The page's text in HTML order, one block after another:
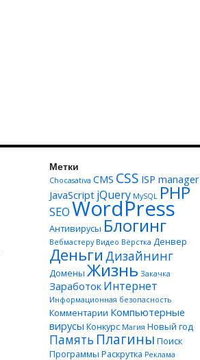
Метки
Chocasativa CMS CSS ISP manager
JavaScript jQuery MySQL PHP
SEOWordPress
Антивирусы Блогинг
Вебмастеру Видео Вёрстка Денвер
Деньги Дизайнинг
Домены Жизнь Закачка
Заработок Интернет
Информационная безопасность
Комментарии Компьютерные
вирусы Конкурс Магия Новый год
Память Плагины Поиск
Программы Раскрутка Реклама